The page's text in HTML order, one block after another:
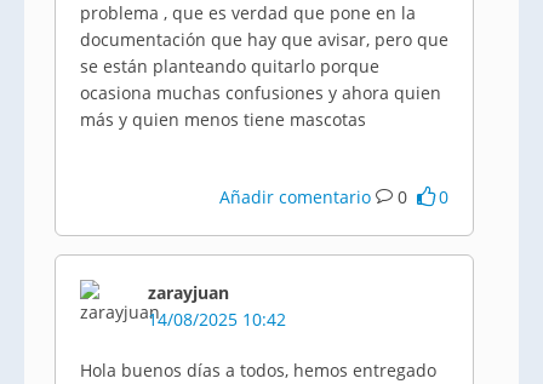
problema , que es verdad que pone en la
documentación que hay que avisar, pero que
se están planteando quitarlo porque
ocasiona muchas confusiones y ahora quien
más y quien menos tiene mascotas
Añadir comentario 0 0
zarayjuan
14/08/2025 10:42
Hola buenos días a todos, hemos entregado